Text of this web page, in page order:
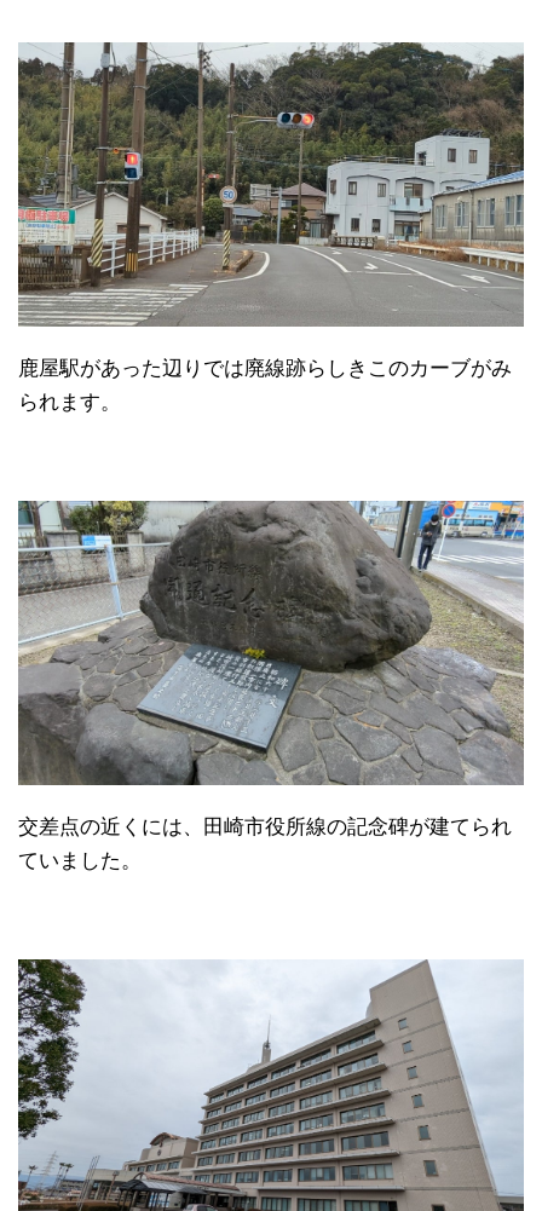
鹿屋駅があった辺りでは廃線跡らしきこのカーブがみ
られます。
交差点の近くには、田崎市役所線の記念碑が建てられ
ていました。